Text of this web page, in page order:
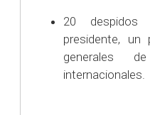
20 despidos
presidente, un
generales
internacionales.